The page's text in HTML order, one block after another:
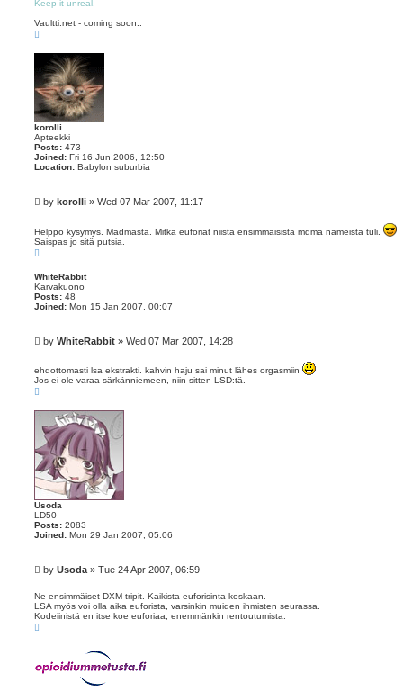
Keep it unreal.
Vaultti.net - coming soon..
p
korolli
Apteekki
Posts: 473
Joined: Fri 16 Jun 2006, 12:50
Location: Babylon suburbia
P
t
by korolli » Wed 07 Mar 2007, 11:17
Helppo kysymys. Madmasta. Mitkä euforiat niistä ensimmäisistä mdma nameista tuli.
Saispas jo sitä putsia.
WhiteRabbit
Karvakuono
Posts: 48
Joined: Mon 15 Jan 2007, 00:07
P
s
t
by WhiteRabbit » Wed 07 Mar 2007, 14:28
ehdottomasti lsa ekstrakti. kahvin haju sai minut lähes orgasmiin
Jos ei ole varaa särkänniemeen, niin sitten LSD:tä.
p
Usoda
LD50
Posts: 2083
Joined: Mon 29 Jan 2007, 05:06
P
s
t
by Usoda » Tue 24 Apr 2007, 06:59
Ne ensimmäiset DXM tripit. Kaikista euforisinta koskaan.
LSA myös voi olla aika euforista, varsinkin muiden ihmisten seurassa.
Kodeiinistä en itse koe euforiaa, enemmänkin rentoutumista.